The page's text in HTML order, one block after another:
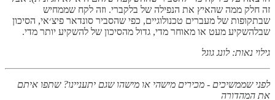
זה חלק ממה שהאיץ את הנפילה של בלקברי. וזה לקח שממחיש
שבתקופות של מעברים טכנולוגיים, כפי שהסביר סונדאר פיצ׳אי, הסיכון
שבלהשקיע מעט או מאוחר מדי, גדול מהסיכון של להשקיע יותר מדי.
גילוי נאות: לונג גוגל
לפני שממשיכים - מכירים מישהי או מישהו שגם יתעניינו? שתפו איתם
את המהדורה